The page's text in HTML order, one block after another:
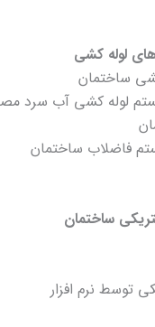
لوله کشی
ساختمان
لوله کشی آب سرد
فاضلاب ساختمان
ساختمان
توسط نرم افزار